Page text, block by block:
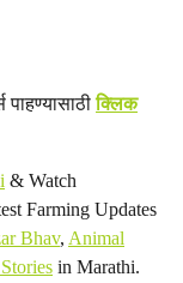
पाहण्यासाठीक्लिक
& Watch
Farming Updates
Bhav, Animal
in Marathi.